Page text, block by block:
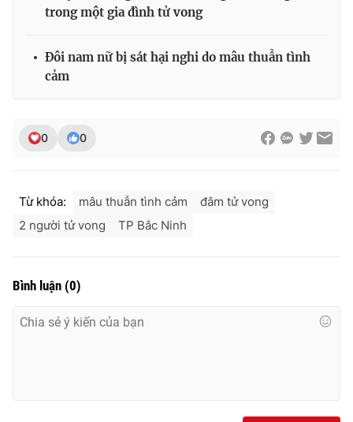
Ðiện thoại Thời báo VTV:024.66 897 897
Liên hệ quảng cáo: 024-7300.7108
thuận bằng văn bản. Ghi rõ nguồn VTV.vn khi phát hành lại
trong một gia đình tử vong
Đôi nam nữ bị sát hại nghi do mâu thuẫn tình
cảm
0 0
Từ khóa: mâu thuẫn tình cảm
đâm tử vong
2 người tử vong
TP Bắc Ninh
Bình luận (0)